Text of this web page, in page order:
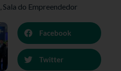
,Sala do Empreendedor
Facebook
Twitter